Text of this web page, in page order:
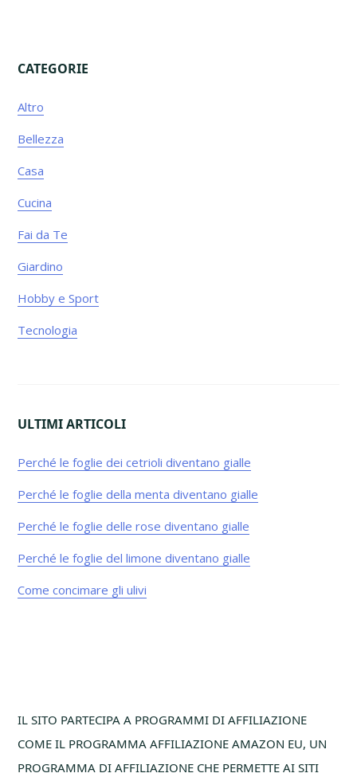
Primary
Sidebar
CATEGORIE
Altro
Bellezza
Casa
Cucina
Fai da Te
Giardino
Hobby e Sport
Tecnologia
ULTIMI ARTICOLI
Perché le foglie dei cetrioli diventano gialle​
Perché le foglie della menta diventano gialle​
Perché le foglie delle rose diventano gialle​
Perché le foglie del limone diventano gialle​
Come concimare gli ulivi
Footer
IL SITO PARTECIPA A PROGRAMMI DI AFFILIAZIONE
COME IL PROGRAMMA AFFILIAZIONE AMAZON EU, UN
PROGRAMMA DI AFFILIAZIONE CHE PERMETTE AI SITI